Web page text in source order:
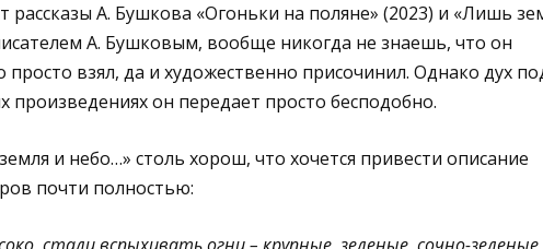
рассказы А. Бушкова «Огоньки на поляне» (2023) и «Лишь
А. Бушковым, вообще никогда не знаешь, что он
взял, да и художественно присочинил. Однако дух
произведениях он передает просто бесподобно.
и небо…» столь хорош, что хочется привести описание
почти полностью: